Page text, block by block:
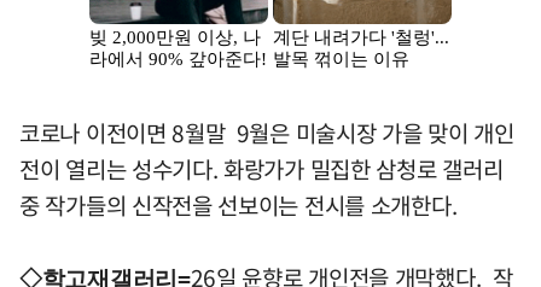
코로나 이전이면 8월말 9월은 미술시장 가을 맞이 개인
전이 열리는 성수기다. 화랑가가 밀집한 삼청로 갤러리
중 작가들의 신작전을 선보이는 전시를 소개한다.
◇학고재갤러리=26일 윤향로 개인전을 개막했다. 작